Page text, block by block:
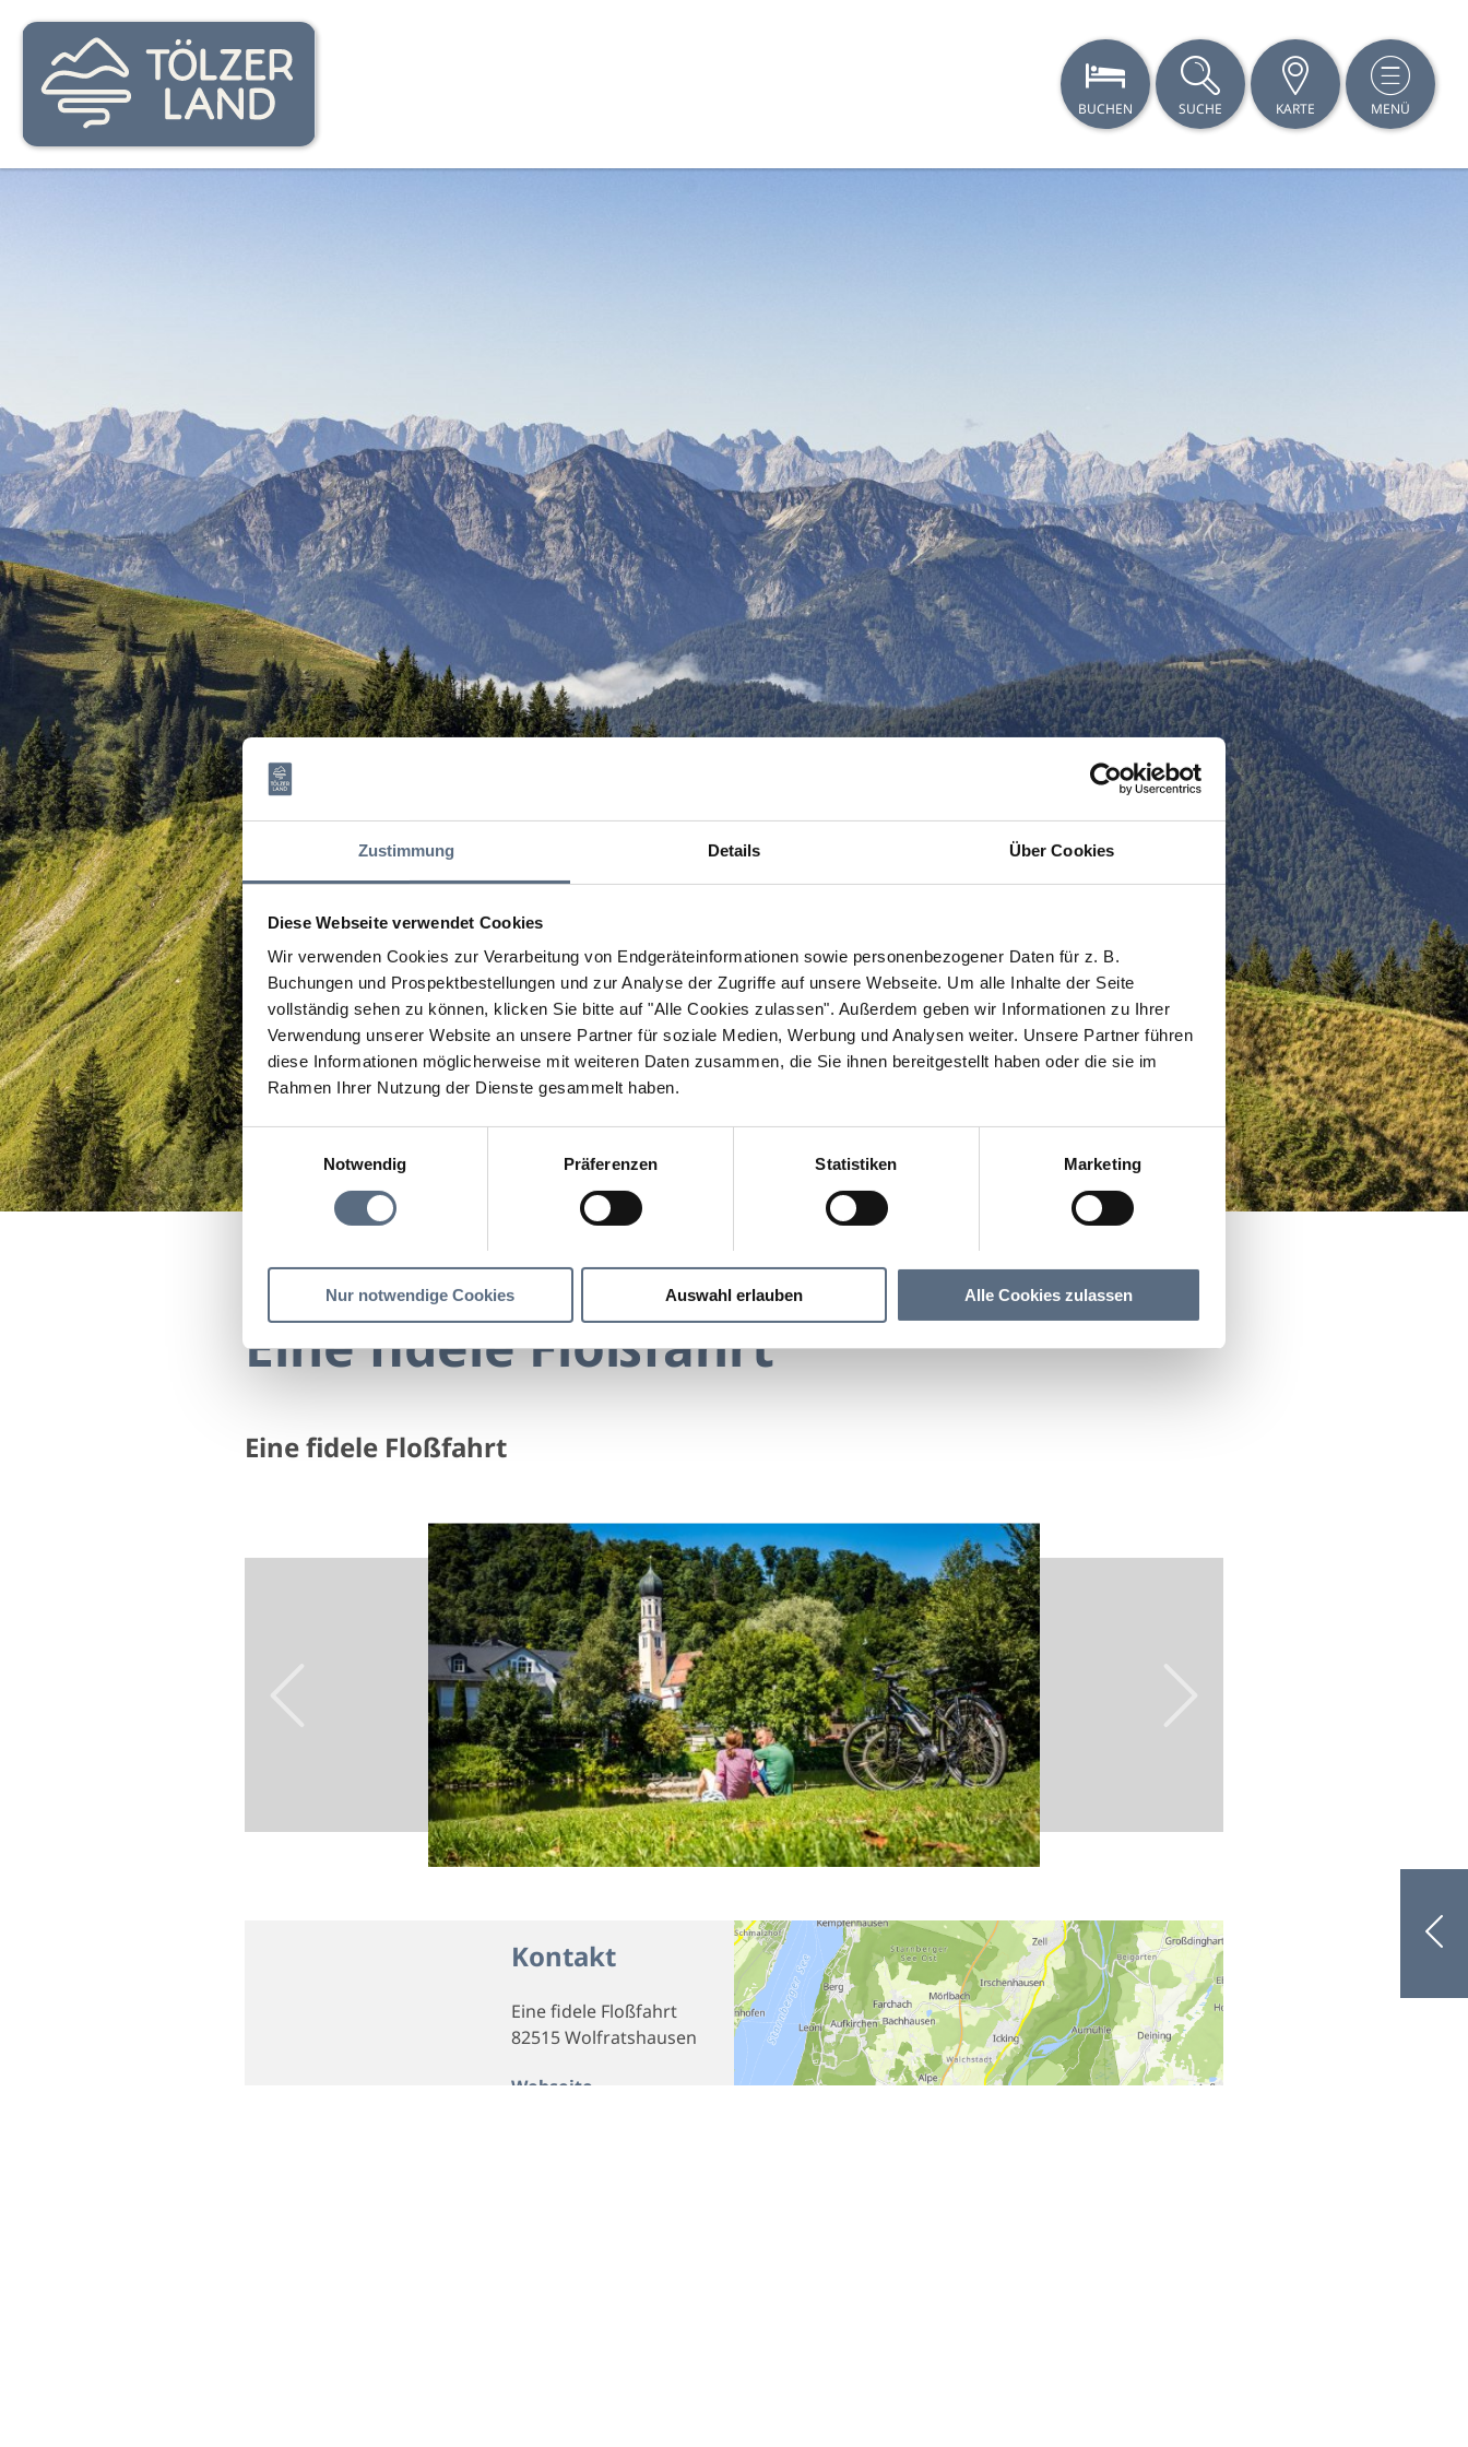
Zustimmung Details Über Cookies
Diese Webseite verwendet Cookies
Wir verwenden Cookies zur Verarbeitung von Endgeräteinformationen sowie personenbezogener Daten für z. B.
Buchungen und Prospektbestellungen und zur Analyse der Zugriffe auf unsere Webseite. Um alle Inhalte der Seite
vollständig sehen zu können, klicken Sie bitte auf "Alle Cookies zulassen". Außerdem geben wir Informationen zu Ihrer
Verwendung unserer Website an unsere Partner für soziale Medien, Werbung und Analysen weiter. Unsere Partner führen
diese Informationen möglicherweise mit weiteren Daten zusammen, die Sie ihnen bereitgestellt haben oder die sie im
Rahmen Ihrer Nutzung der Dienste gesammelt haben.
Einwilligungsauswahl
Notwendig
Präferenzen Statistiken Marketing
Nur notwendige Cookies Auswahl erlauben Alle Cookies zulassen
BUCHEN SUCHE KARTE MENÜ
Eine fidele Floßfahrt
Eine fidele Floßfahrt
Kontakt
Eine fidele Floßfahrt
82515 Wolfratshausen
Webseite